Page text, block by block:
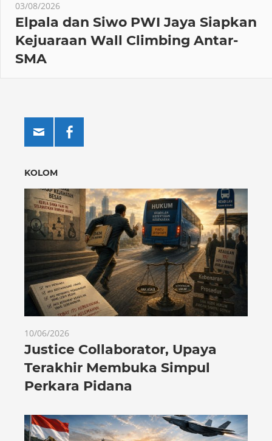
03/08/2026
Elpala dan Siwo PWI Jaya Siapkan
Kejuaraan Wall Climbing Antar-
SMA
KOLOM
10/06/2026
Justice Collaborator, Upaya
Terakhir Membuka Simpul
Perkara Pidana